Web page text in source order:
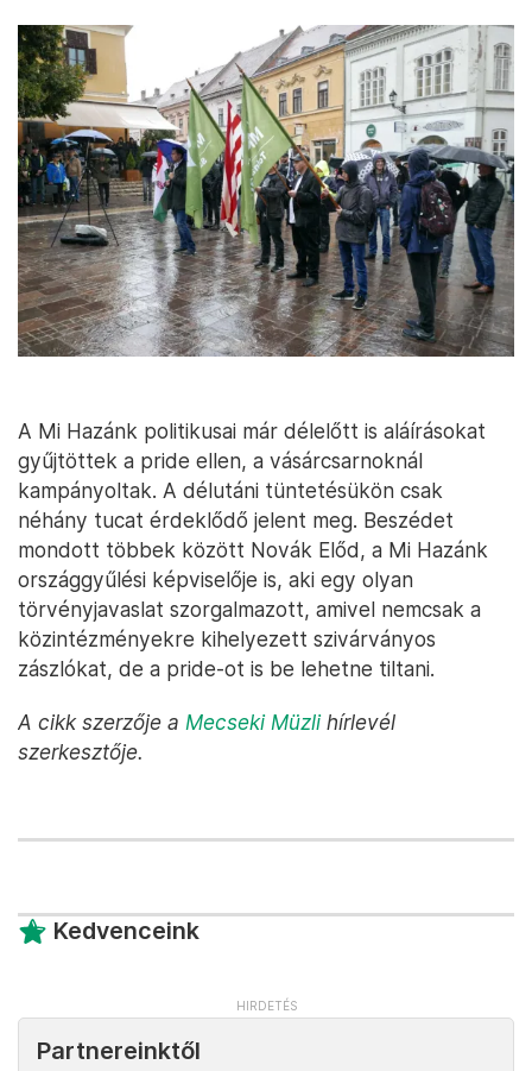
A Mi Hazánk politikusai már délelőtt is aláírásokat
gyűjtöttek a pride ellen, a vásárcsarnoknál
kampányoltak. A délutáni tüntetésükön csak
néhány tucat érdeklődő jelent meg. Beszédet
mondott többek között Novák Előd, a Mi Hazánk
országgyűlési képviselője is, aki egy olyan
törvényjavaslat szorgalmazott, amivel nemcsak a
közintézményekre kihelyezett szivárványos
zászlókat, de a pride-ot is be lehetne tiltani.
A cikk szerzője a Mecseki Müzlihírlevél
szerkesztője.
Kedvenceink
Partnereinktől